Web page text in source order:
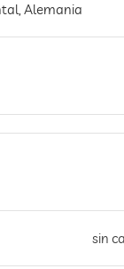
, Alemania
sin